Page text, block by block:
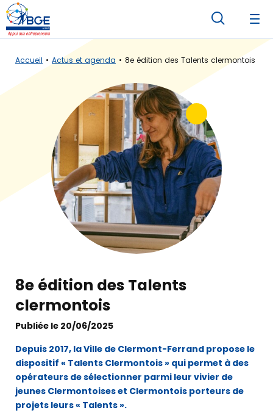
Accueil Actus et agenda 8e édition des Talents clermontois
8e édition des Talents
clermontois
Publiée le 20/06/2025
Depuis 2017, la Ville de Clermont-Ferrand propose le
dispositif « Talents Clermontois » qui permet à des
opérateurs de sélectionner parmi leur vivier de
jeunes Clermontoises et Clermontois porteurs de
projets leurs « Talents ».